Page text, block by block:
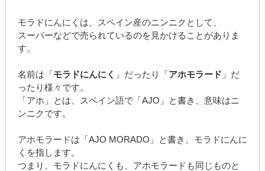
モラドにんにくは、スペイン産のニンニクとして、
スーパーなどで売られているのを見かけることがありま
す。
名前は「モラドにんにく 」だったり「アホモラード 」だ
ったり様々です。
「アホ」とは、スペイン語で「AJO」と書き、意味はニ
ンニクです。
アホモラードは「AJO MORADO」と書き、モラドにんに
くを指します。
つまり、モラドにんにくも、アホモラードも同じものと